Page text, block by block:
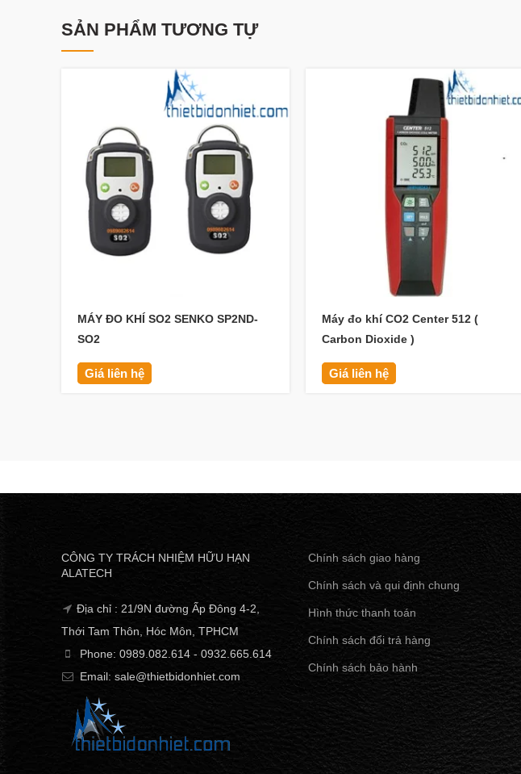
SẢN PHẨM TƯƠNG TỰ
MÁY ĐO KHÍ SO2 SENKO SP2ND-
SO2
Giá liên hệ
Máy đo khí CO2 Center 512 (
Carbon Dioxide )
Giá liên hệ
CÔNG TY TRÁCH NHIỆM HỮU HẠN
ALATECH
Địa chỉ : 21/9N đường Ấp Đông 4-2,
Thới Tam Thôn, Hóc Môn, TPHCM
Phone: 0989.082.614 - 0932.665.614
Email: sale@thietbidonhiet.com
Chính sách giao hàng
Chính sách và qui định chung
Hình thức thanh toán
Chính sách đổi trả hàng
Chính sách bảo hành